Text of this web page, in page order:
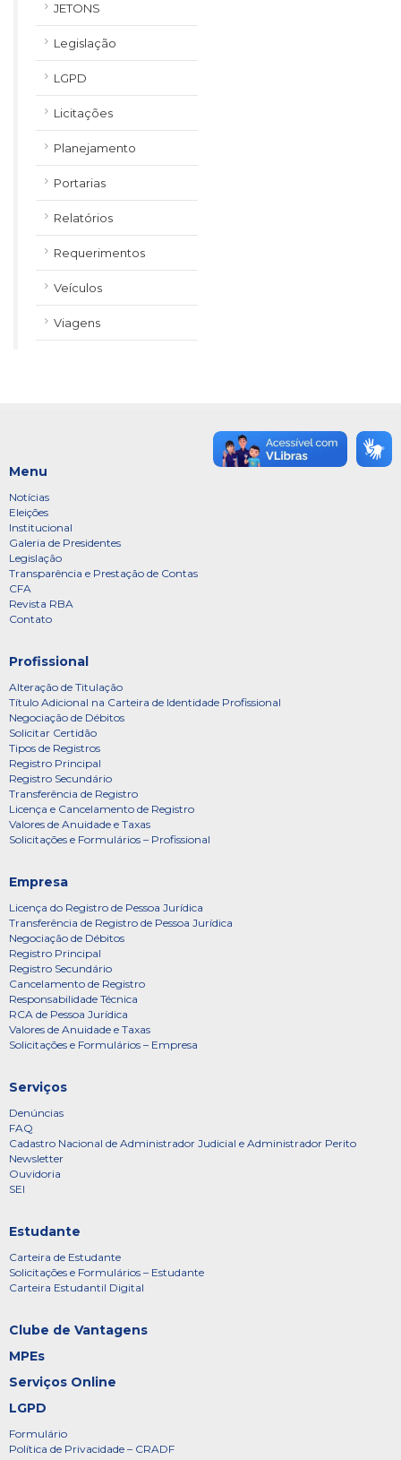
JETONS
Legislação
LGPD
Licitações
Planejamento
Portarias
Relatórios
Requerimentos
Veículos
Viagens
Menu
Notícias
Eleições
Institucional
Galeria de Presidentes
Legislação
Transparência e Prestação de Contas
CFA
Revista RBA
Contato
Profissional
Alteração de Titulação
Título Adicional na Carteira de Identidade Profissional
Negociação de Débitos
Solicitar Certidão
Tipos de Registros
Registro Principal
Registro Secundário
Transferência de Registro
Licença e Cancelamento de Registro
Valores de Anuidade e Taxas
Solicitações e Formulários – Profissional
Empresa
Licença do Registro de Pessoa Jurídica
Transferência de Registro de Pessoa Jurídica
Negociação de Débitos
Registro Principal
Registro Secundário
Cancelamento de Registro
Responsabilidade Técnica
RCA de Pessoa Jurídica
Valores de Anuidade e Taxas
Solicitações e Formulários – Empresa
Serviços
Denúncias
FAQ
Cadastro Nacional de Administrador Judicial e Administrador Perito
Newsletter
Ouvidoria
SEI
Estudante
Carteira de Estudante
Solicitações e Formulários – Estudante
Carteira Estudantil Digital
Clube de Vantagens
MPEs
Serviços Online
LGPD
Formulário
Política de Privacidade – CRADF